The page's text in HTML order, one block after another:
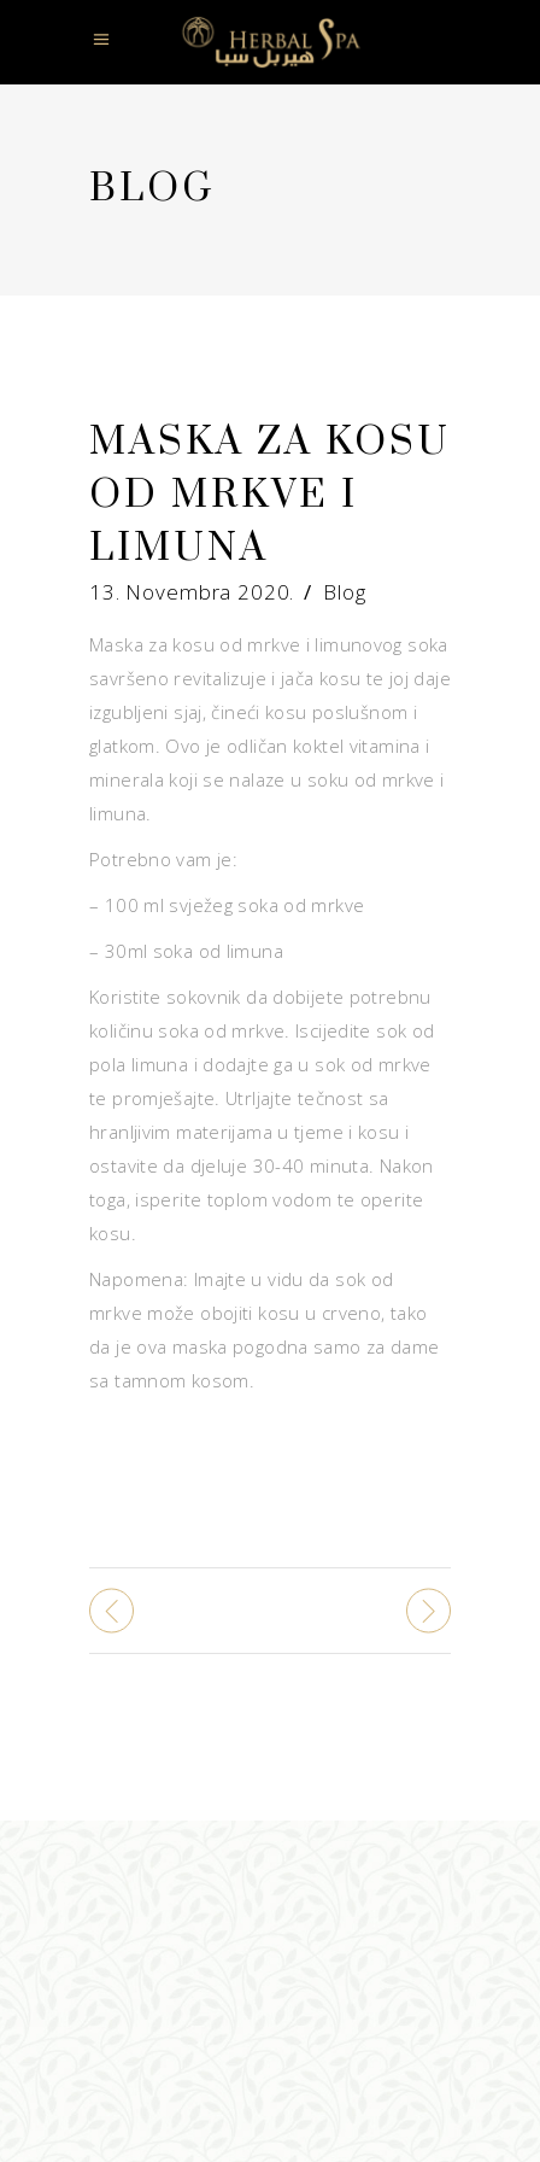
BLOG
MASKA ZA KOSU
OD MRKVE I
LIMUNA
13. Novembra 2020. Blog
Maska za kosu od mrkve i limunovog soka
savršeno revitalizuje i jača kosu te joj daje
izgubljeni sjaj, čineći kosu poslušnom i
glatkom. Ovo je odličan koktel vitamina i
minerala koji se nalaze u soku od mrkve i
limuna.
Potrebno vam je:
– 100 ml svježeg soka od mrkve
– 30ml soka od limuna
Koristite sokovnik da dobijete potrebnu
količinu soka od mrkve. Iscijedite sok od
pola limuna i dodajte ga u sok od mrkve
te promješajte. Utrljajte tečnost sa
hranljivim materijama u tjeme i kosu i
ostavite da djeluje 30-40 minuta. Nakon
toga, isperite toplom vodom te operite
kosu.
Napomena: Imajte u vidu da sok od
mrkve može obojiti kosu u crveno, tako
da je ova maska pogodna samo za dame
sa tamnom kosom.